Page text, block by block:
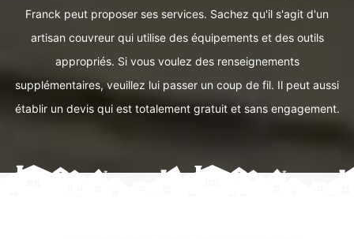
Franck peut proposer ses services. Sachez qu'il s'agit d'un
artisan couvreur qui utilise des équipements et des outils
appropriés. Si vous voulez des renseignements
supplémentaires, veuillez lui passer un coup de fil. Il peut aussi
établir un devis qui est totalement gratuit et sans engagement.